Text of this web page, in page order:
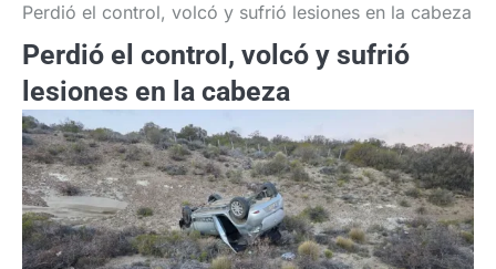
Perdió el control, volcó y sufrió lesiones en la cabeza
Perdió el control, volcó y sufrió
lesiones en la cabeza